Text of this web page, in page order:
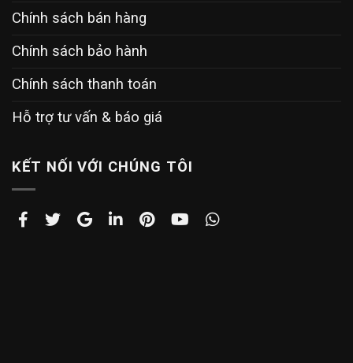
Chính sách bán hàng
Chính sách bảo hành
Chính sách thanh toán
Hỗ trợ tư vấn & báo giá
KẾT NỐI VỚI CHÚNG TÔI